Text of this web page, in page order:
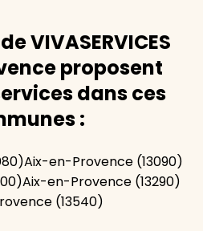
VIVASERVICES
proposent
dans ces
:
Aix-en-Provence (13090)
Aix-en-Provence (13290)
(13540)